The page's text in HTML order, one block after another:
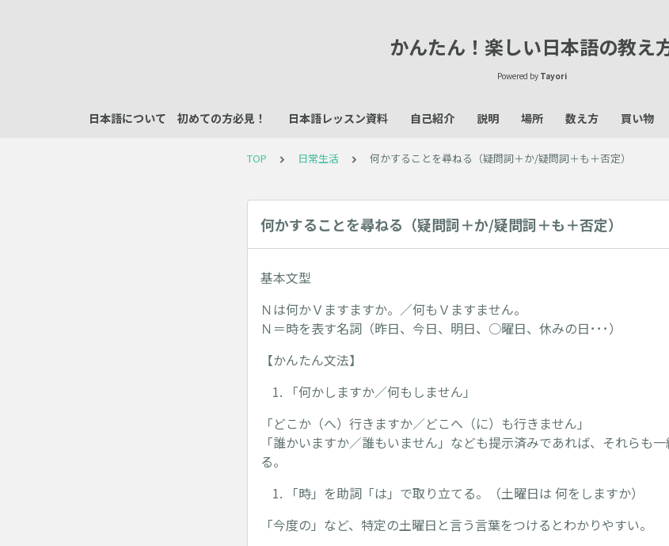
かんたん！楽しい日本語の教え
Powered by Tayori
日本語について 初めての方必見！ 日本語レッスン資料 自己紹介 説明 場所 数え方 買い物
TOP 日常生活 何かすることを尋ねる（疑問詞＋か/疑問詞＋も＋否定）
何かすることを尋ねる（疑問詞＋か/疑問詞＋も＋否定）
基本文型
Ｎは何かＶますますか。／何もＶますません。
Ｎ＝時を表す名詞（昨日、今日、明日、○曜日、休みの日･･･）
【かんたん文法】
「何かしますか／何もしません」
「どこか（へ）行きますか／どこへ（に）も行きません」
「誰かいますか／誰もいません」なども提示済みであれば、それらも
る。
「時」を助詞「は」で取り立てる。（土曜日は 何をしますか）
「今度の」など、特定の土曜日と言う言葉をつけるとわかりやすい。